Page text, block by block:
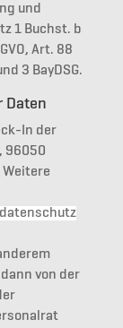
und
1 Buchst. b
Art. 88
3 BayDSG.
Daten
In der
96050
Weitere
von der